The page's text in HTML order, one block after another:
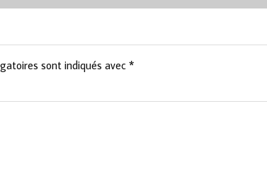
sont indiqués avec *